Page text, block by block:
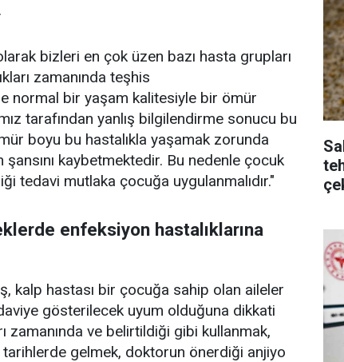
bizleri en çok üzen bazı hasta grupları
zamanında teşhis
normal bir yaşam kalitesiyle bir ömür
tarafından yanlış bilgilendirme sonucu bu
boyu bu hastalıkla yaşamak zorunda
kaybetmektedir. Bu nedenle çocuk
tedavi mutlaka çocuğa uygulanmalıdır."
enfeksiyon hastalıklarına
kalp hastası bir çocuğa sahip olan aileler
gösterilecek uyum olduğuna dikkati
zamanında ve belirtildiği gibi kullanmak,
gelmek, doktorun önerdiği anjiyo